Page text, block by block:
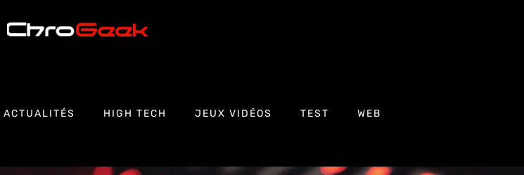
ACTUALITÉS HIGH TECH JEUX VIDÉOS TEST WEB